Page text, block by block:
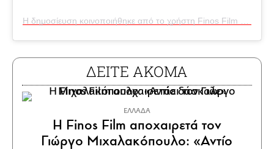
ΔΕΙΤΕ ΑΚΟΜΑ
ΕΛΛΑΔΑ
Η Finos Film αποχαιρετά τον
Γιώργο Μιχαλακόπουλο: «Αντίο